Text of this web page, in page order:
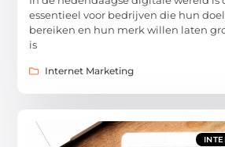
essentieel voor bedrijven die hun
bereiken en hun merk willen laten
is
Internet Marketing